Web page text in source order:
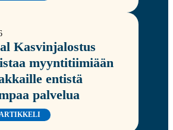
Kasvinjalostus
myyntitiimiään
entistä
palvelua